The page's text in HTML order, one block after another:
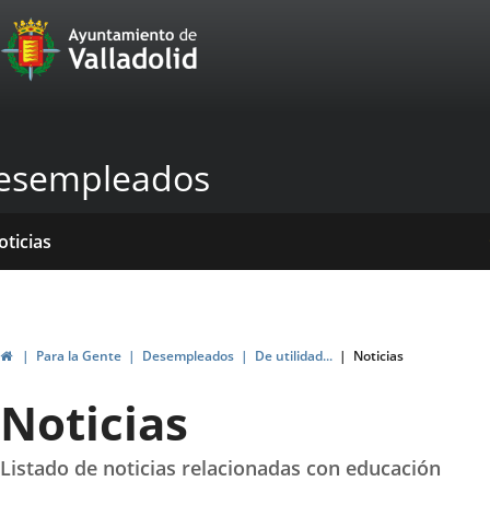
Portal
Web
Ayuntamiento
de
Valladolid
InicioPara la Gente Desempleados De utilidad... Noticias
Noticias
Listado de noticias relacionadas con educación